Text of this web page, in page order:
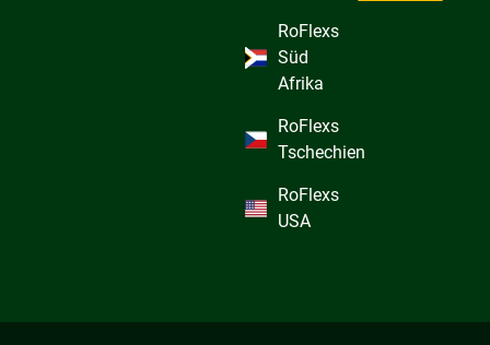
RoFlexs
Süd
Afrika
RoFlexs
Tschechien
RoFlexs
USA